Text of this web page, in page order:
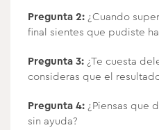
Pregunta 2:¿Cuando
final sientes que pudiste
Pregunta 3:¿Te cuesta
consideras que el
Pregunta 4:¿Piensas que
sin ayuda?